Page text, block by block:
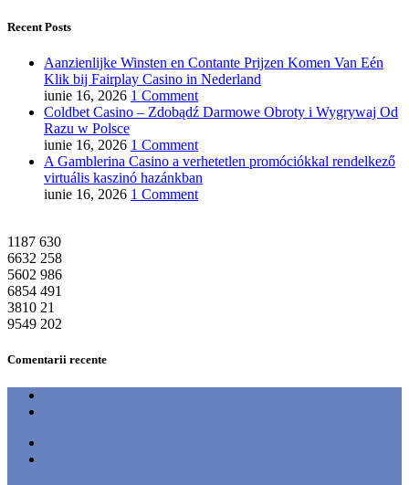
Recent Posts
Aanzienlijke Winsten en Contante Prijzen Komen Van Eén
Klik bij Fairplay Casino in Nederland
iunie 16, 2026 1 Comment
Coldbet Casino – Zdobądź Darmowe Obroty i Wygrywaj Od
Razu w Polsce
iunie 16, 2026 1 Comment
A Gamblerina Casino a verhetetlen promóciókkal rendelkező
virtuális kaszinó hazánkban
iunie 16, 2026 1 Comment
1187 630
6632 258
5602 986
6854 491
3810 21
9549 202
Comentarii recente